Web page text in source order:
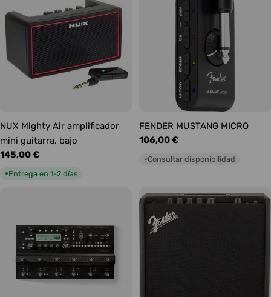
NUX Mighty Air amplificador
mini guitarra, bajo
Precio
145,00 €
●Entrega en 1-2 días
FENDER MUSTANG MICRO
Precio
106,00 €
○Consultar disponibilidad